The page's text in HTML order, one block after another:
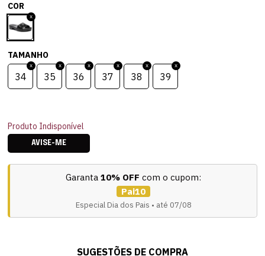
COR
TAMANHO
34 35 36 37 38 39
Produto Indisponível
AVISE-ME
Garanta 10% OFF com o cupom:
Pai10
Especial Dia dos Pais • até 07/08
SUGESTÕES DE COMPRA